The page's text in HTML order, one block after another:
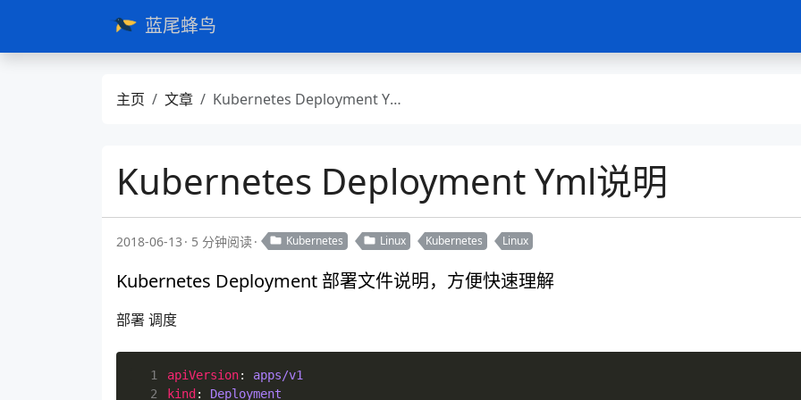
蓝尾蜂鸟
主页 文章 Kubernetes Deployment Yml说明
Kubernetes Deployment Yml说明
2018-06-13 5 分钟阅读 Kubernetes Linux Kubernetes Linux
Kubernetes Deployment 部署文件说明，方便快速理解
部署 调度
  1
apiVersion:
apps/v1
  2
kind : Deployment